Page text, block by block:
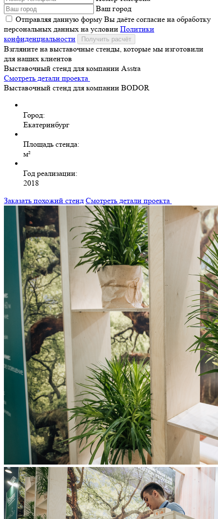
Ваш город
Отправляя данную форму Вы даёте согласие на обработку
персональных данных на условии Политики
конфиденциальности
Получить расчёт
Взгляните на выставочные стенды, которые мы изготовили
для наших клиентов
Выставочный стенд для компании Asstra
Смотреть детали проекта
Выставочный стенд для компании BODOR
Город:
Екатеринбург
Площадь стенда:
м²
Год реализации:
2018
Заказать похожий стенд Смотреть детали проекта